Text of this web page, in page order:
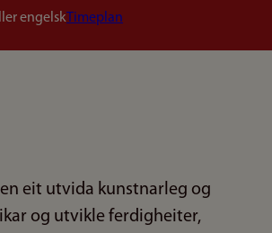
engelsk Timeplan
eit utvida kunstnarleg og
og utvikle ferdigheiter,